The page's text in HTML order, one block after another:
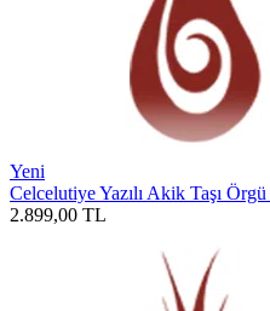
Yeni
Celcelutiye Yazılı Akik Taşı
2.899,00 TL